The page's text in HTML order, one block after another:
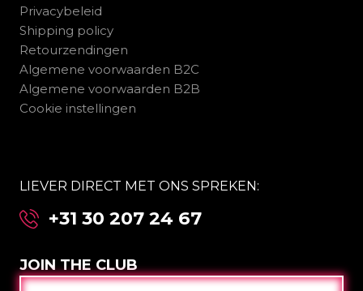
Privacybeleid
Shipping policy
Retourzendingen
Algemene voorwaarden B2C
Algemene voorwaarden B2B
Cookie instellingen
LIEVER DIRECT MET ONS SPREKEN:
+31 30 207 24 67
JOIN THE CLUB
E-